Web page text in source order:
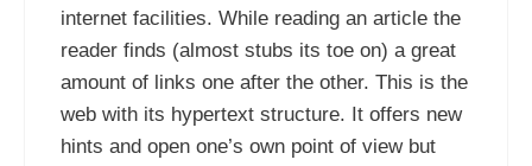
internet facilities. While reading an article the
reader finds (almost stubs its toe on) a great
amount of links one after the other. This is the
web with its hypertext structure. It offers new
hints and open one’s own point of view but